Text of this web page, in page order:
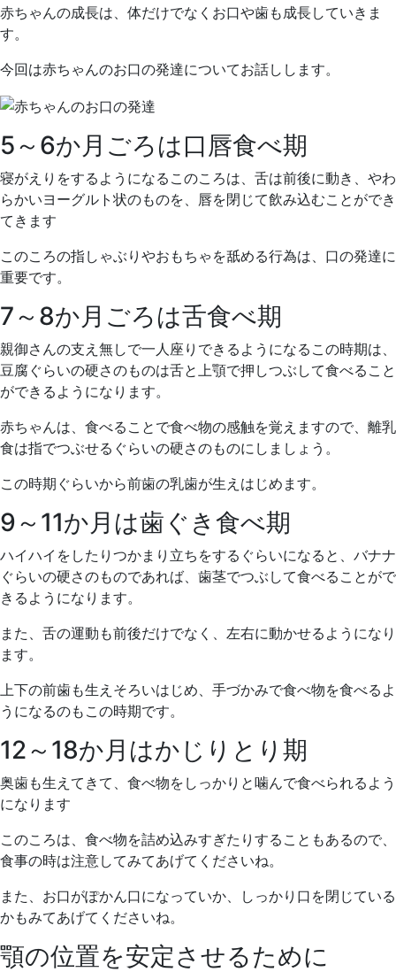
赤ちゃんの成長は、体だけでなくお口や歯も成長していきま
す。
今回は赤ちゃんのお口の発達についてお話しします。
5～6か月ごろは口唇食べ期
寝がえりをするようになるこのころは、舌は前後に動き、やわ
らかいヨーグルト状のものを、唇を閉じて飲み込むことができ
てきます
このころの指しゃぶりやおもちゃを舐める行為は、口の発達に
重要です。
7～8か月ごろは舌食べ期
親御さんの支え無しで一人座りできるようになるこの時期は、
豆腐ぐらいの硬さのものは舌と上顎で押しつぶして食べること
ができるようになります。
赤ちゃんは、食べることで食べ物の感触を覚えますので、離乳
食は指でつぶせるぐらいの硬さのものにしましょう。
この時期ぐらいから前歯の乳歯が生えはじめます。
9～11か月は歯ぐき食べ期
ハイハイをしたりつかまり立ちをするぐらいになると、バナナ
ぐらいの硬さのものであれば、歯茎でつぶして食べることがで
きるようになります。
また、舌の運動も前後だけでなく、左右に動かせるようになり
ます。
上下の前歯も生えそろいはじめ、手づかみで食べ物を食べるよ
うになるのもこの時期です。
12～18か月はかじりとり期
奥歯も生えてきて、食べ物をしっかりと噛んで食べられるよう
になります
このころは、食べ物を詰め込みすぎたりすることもあるので、
食事の時は注意してみてあげてくださいね。
また、お口がぽかん口になっていか、しっかり口を閉じている
かもみてあげてくださいね。
顎の位置を安定させるために